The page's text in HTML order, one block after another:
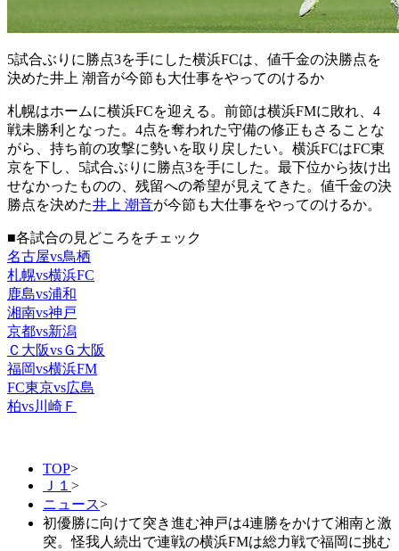
5試合ぶりに勝点3を手にした横浜FCは、値千金の決勝点を
決めた井上 潮音が今節も大仕事をやってのけるか
札幌はホームに横浜FCを迎える。前節は横浜FMに敗れ、4
戦未勝利となった。4点を奪われた守備の修正もさることな
がら、持ち前の攻撃に勢いを取り戻したい。横浜FCはFC東
京を下し、5試合ぶりに勝点3を手にした。最下位から抜け出
せなかったものの、残留への希望が見えてきた。値千金の決
勝点を決めた井上 潮音が今節も大仕事をやってのけるか。
■各試合の見どころをチェック
名古屋vs鳥栖
札幌vs横浜FC
鹿島vs浦和
湘南vs神戸
京都vs新潟
Ｃ大阪vsＧ大阪
福岡vs横浜FM
FC東京vs広島
柏vs川崎Ｆ
TOP>
Ｊ１ >
ニュース>
初優勝に向けて突き進む神戸は4連勝をかけて湘南と激
突。怪我人続出で連戦の横浜FMは総力戦で福岡に挑む